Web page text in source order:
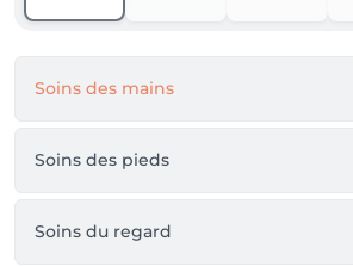
Soins des mains
Soins des pieds
Soins du regard